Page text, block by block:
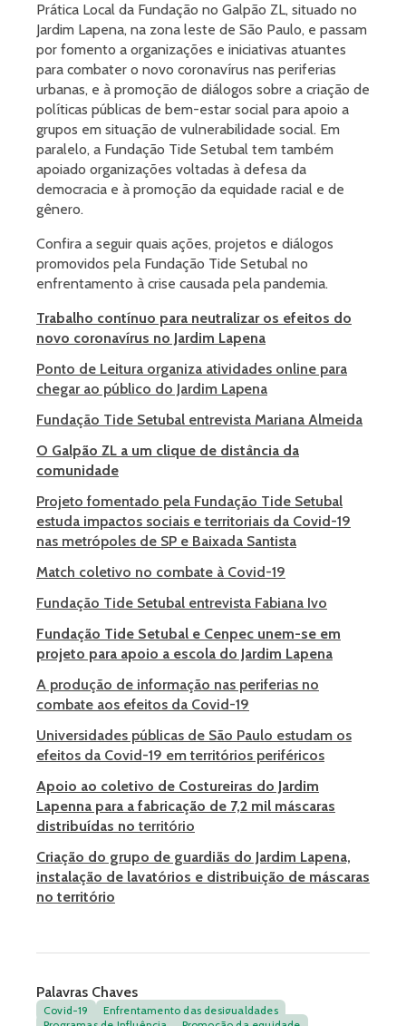
Prática Local da Fundação no Galpão ZL, situado no
Jardim Lapena, na zona leste de São Paulo, e passam
por fomento a organizações e iniciativas atuantes
para combater o novo coronavírus nas periferias
urbanas, e à promoção de diálogos sobre a criação de
políticas públicas de bem-estar social para apoio a
grupos em situação de vulnerabilidade social. Em
paralelo, a Fundação Tide Setubal tem também
apoiado organizações voltadas à defesa da
democracia e à promoção da equidade racial e de
gênero.
Confira a seguir quais ações, projetos e diálogos
promovidos pela Fundação Tide Setubal no
enfrentamento à crise causada pela pandemia.
Trabalho contínuo para neutralizar os efeitos do
novo coronavírus no Jardim Lapena
Ponto de Leitura organiza atividades online para
chegar ao público do Jardim Lapena
Fundação Tide Setubal entrevista Mariana Almeida
O Galpão ZL a um clique de distância da
comunidade
Projeto fomentado pela Fundação Tide Setubal
estuda impactos sociais e territoriais da Covid-19
nas metrópoles de SP e Baixada Santista
Match coletivo no combate à Covid-19
Fundação Tide Setubal entrevista Fabiana Ivo
Fundação Tide Setubal e Cenpec unem-se em
projeto para apoio a escola do Jardim Lapena
A produção de informação nas periferias no
combate aos efeitos da Covid-19
Universidades públicas de São Paulo estudam os
efeitos da Covid-19 em territórios periféricos
Apoio ao coletivo de Costureiras do Jardim
Lapenna para a fabricação de 7,2 mil máscaras
distribuídas no território
Criação do grupo de guardiãs do Jardim Lapena,
instalação de lavatórios e distribuição de máscaras
no território
Palavras Chaves
Covid-19
Enfrentamento das desigualdades